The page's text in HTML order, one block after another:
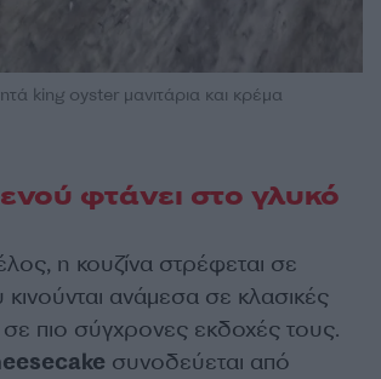
king oyster μανιτάρια και κρέμα
φτάνει στο γλυκό
η κουζίνα στρέφεται σε
ανάμεσα σε κλασικές
πιο σύγχρονες εκδοχές τους.
συνοδεύεται από